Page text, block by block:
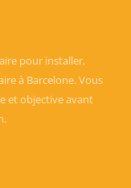
pour installer,
à Barcelone. Vous
et objective avant